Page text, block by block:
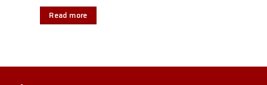
Read more